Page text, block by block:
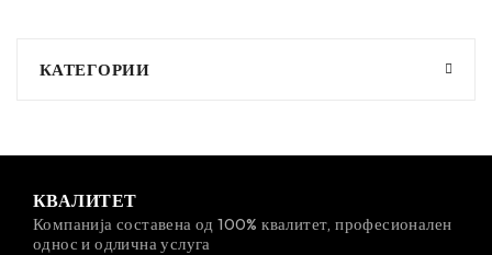
КАТЕГОРИИ
КВАЛИТЕТ
Компанија составена од 100% квалитет, професионален
однос и одлична услуга